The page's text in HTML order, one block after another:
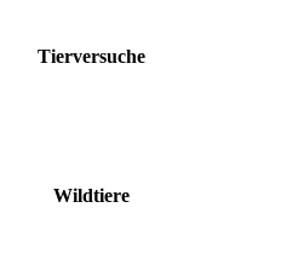
Tierversuche
Wildtiere